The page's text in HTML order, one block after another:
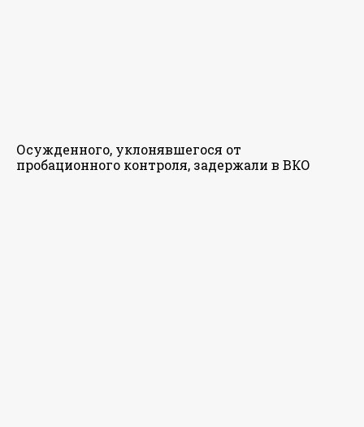
Осужденного, уклонявшегося от
пробационного контроля, задержали в ВКО